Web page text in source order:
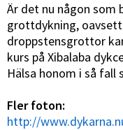
Är det nu någon som
grottdykning,
droppstensgrottor
kurs på Xibalaba
Hälsa honom i så fall
Fler foton:
http://